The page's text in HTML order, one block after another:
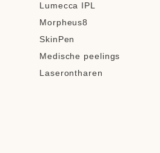
Lumecca IPL
Morpheus8
SkinPen
Medische peelings
Laserontharen